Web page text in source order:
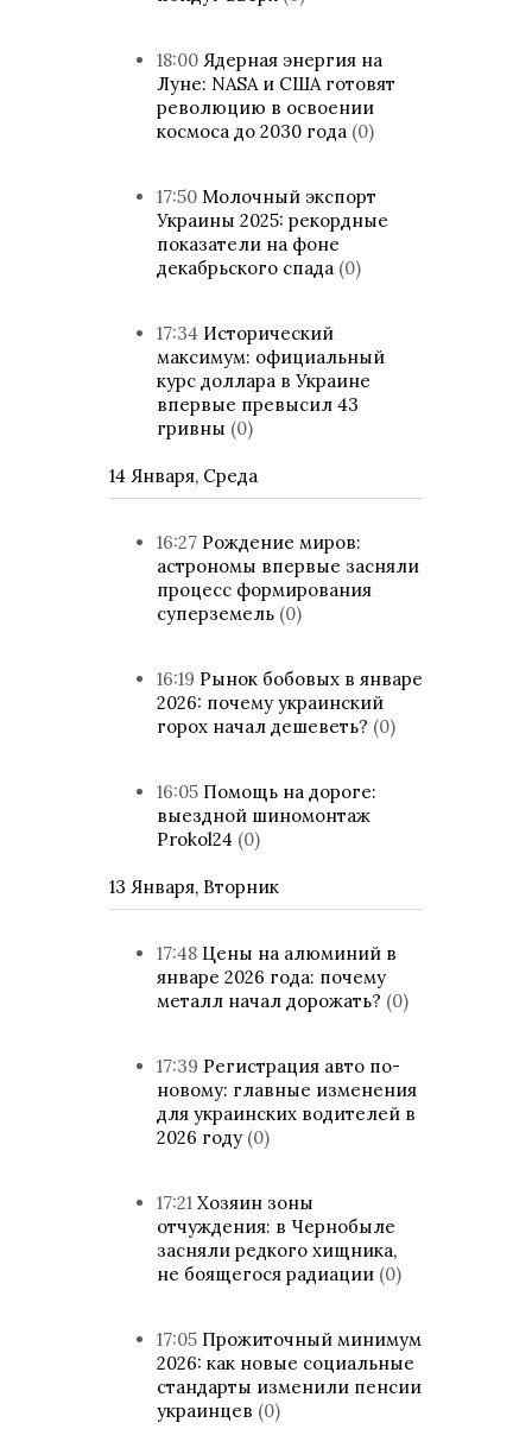
18:00 Ядерная энергия на
Луне: NASA и США готовят
революцию в освоении
космоса до 2030 года (0)
17:50 Молочный экспорт
Украины 2025: рекордные
показатели на фоне
декабрьского спада (0)
17:34 Исторический
максимум: официальный
курс доллара в Украине
впервые превысил 43
гривны (0)
14 Января, Среда
16:27 Рождение миров:
астрономы впервые засняли
процесс формирования
суперземель (0)
16:19 Рынок бобовых в январе
2026: почему украинский
горох начал дешеветь? (0)
16:05 Помощь на дороге:
выездной шиномонтаж
Prokol24 (0)
13 Января, Вторник
17:48 Цены на алюминий в
январе 2026 года: почему
металл начал дорожать? (0)
17:39 Регистрация авто по-
новому: главные изменения
для украинских водителей в
2026 году (0)
17:21 Хозяин зоны
отчуждения: в Чернобыле
засняли редкого хищника,
не боящегося радиации (0)
17:05 Прожиточный минимум
2026: как новые социальные
стандарты изменили пенсии
украинцев (0)